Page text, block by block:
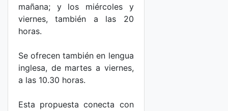
mañana; y los miércoles y
viernes, también a las 20
horas.
Se ofrecen también en lengua
inglesa, de martes a viernes,
a las 10.30 horas.
Esta propuesta conecta con